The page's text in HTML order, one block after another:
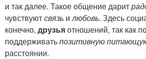
и так далее. Такое общение дарит
чувствуютсвязь и любовь. Здесь
конечно, друзьяотношений, так как
поддерживатьпозитивную
расстоянии.